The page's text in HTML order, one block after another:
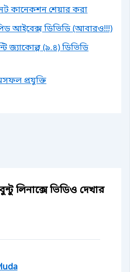
কানেকশন শেয়ার করা
আইবেক্স ডিভিডি (আবারও!!!)
জ্যাকোল্প (৯.৪) ডিভিডি
প্রযুক্তি
লিনাক্সে ভিডিও দেখার